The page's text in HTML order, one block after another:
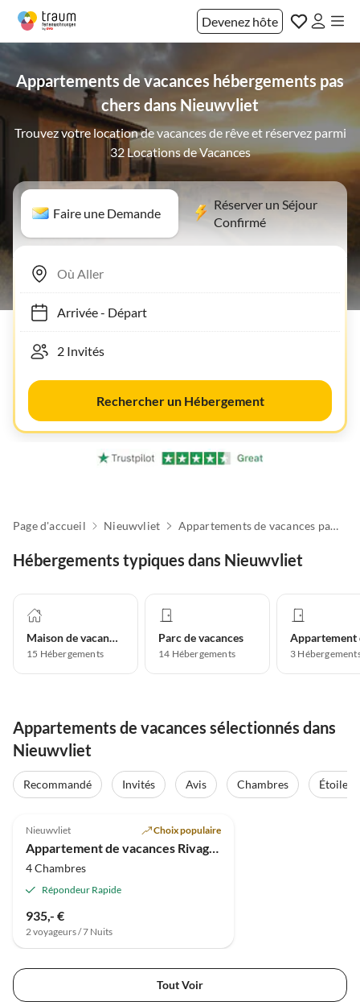
Devenez hôte
Appartements de vacances hébergements pas
chers dans Nieuwvliet
Trouvez votre location de vacances de rêve et réservez parmi
32 Locations de Vacances
Faire une Demande
Réserver un Séjour
Confirmé
Arrivée- Départ
Rechercher un Hébergement
Page d'accueil Nieuwvliet Appartements de vacances pas chers
Hébergements typiques dans Nieuwvliet
Maison de vacances
15 Hébergements
Parc de vacances
14 Hébergements 3
Appartements de vacances sélectionnés dans
Nieuwvliet
Recommandé Invités Avis Chambres
Étoiles
Nieuwvliet Choix populaire
4 Chambres
Répondeur Rapide
935,- €
2 voyageurs / 7 Nuits
Tout Voir